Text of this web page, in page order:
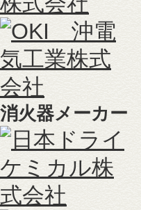
消火器メーカー